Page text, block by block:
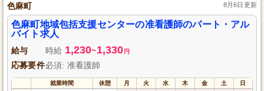
色麻町 8月6日更新
色麻町地域包括支援センターの准看護師のパート・アル
バイト求人
給与 時給 1,230~1,330 円
応募要件必須: 准看護師
就業時間 休憩 月 火 水 木 金 土 日